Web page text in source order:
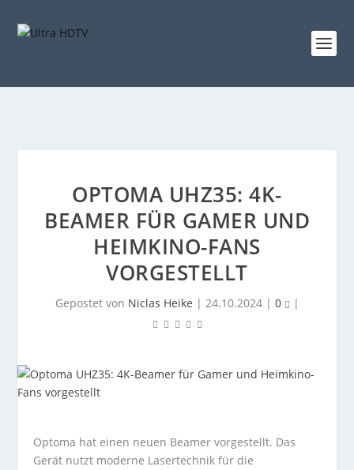
OPTOMA UHZ35: 4K-
BEAMER FÜR GAMER UND
HEIMKINO-FANS
VORGESTELLT
Gepostet von Niclas Heike | 24.10.2024| 0 |
Optoma hat einen neuen Beamer vorgestellt. Das
Gerät nutzt moderne Lasertechnik für die